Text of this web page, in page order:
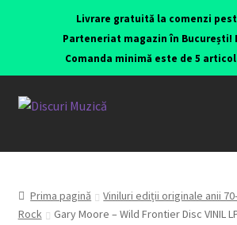
Livrare gratuită la comenzi
Parteneriat magazin în București!
Comanda minimă este de 5
Viniluri ediții originale anii 70-90
CD-uri originale
Prima pagină Viniluri ediții originale anii
Rock
Gary Moore – Wild Frontier Disc VINIL